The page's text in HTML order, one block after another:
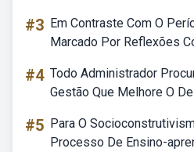
#3 Em Contraste Com O
Marcado Por Reflexões
#4 Todo Administrador
Gestão Que Melhore O
#5 Para O
Processo De Ensino-